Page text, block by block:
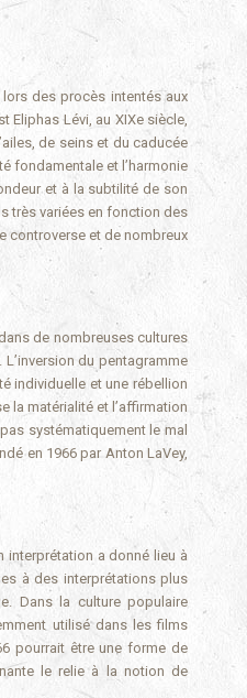
des procès intentés aux
Eliphas Lévi, au XIXe siècle,
de seins et du caducée
fondamentale et l’harmonie
et à la subtilité de son
très variées en fonction des
controverse et de nombreux
de nombreuses cultures
du pentagramme
individuelle et une rébellion
la matérialité et l’affirmation
systématiquement le mal
en 1966 par Anton LaVey,
interprétation a donné lieu à
à des interprétations plus
Dans la culture populaire
utilisé dans les films
pourrait être une forme de
le relie à la notion de